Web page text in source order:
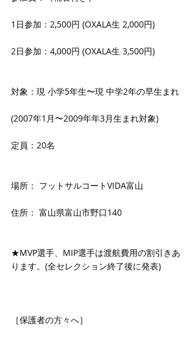
1日参加：2,500円 (OXALA生 2,000円)
2日参加：4,000円 (OXALA生 3,500円)
対象：現 小学5年生〜現 中学2年の早生まれ
(2007年1月〜2009年年3月生まれ対象)
定員：20名
場所： フットサルコートVIDA富山
住所： 富山県富山市野口140
★MVP選手、MIP選手は渡航費用の割引きあ
ります。(全セレクション終了後に発表)
［保護者の方々へ］